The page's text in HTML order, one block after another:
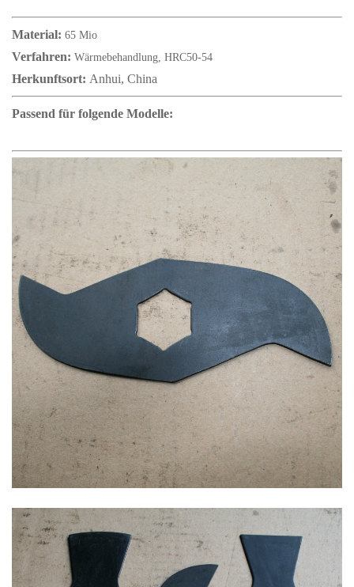
Material: 65 Mio
Verfahren: Wärmebehandlung, HRC50-54
Herkunftsort: Anhui, China
Passend für folgende Modelle: